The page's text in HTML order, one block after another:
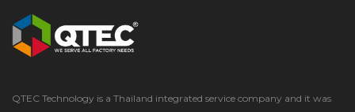
QTEC Technology is a Thailand integrated service company and it was